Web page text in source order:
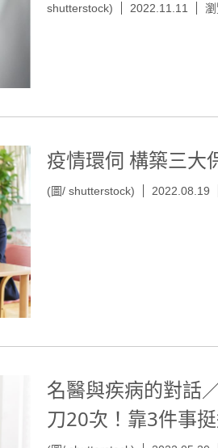
shutterstock)
2022.11.11
疫情環伺 構築三大
(圖/ shutterstock) 2022.08.19
名醫與疾病的對話
刀20次！靠3件事